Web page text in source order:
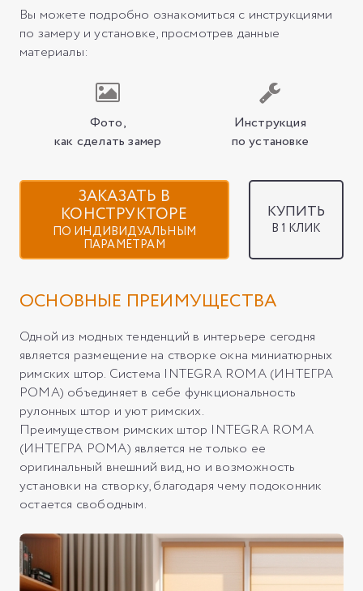
Вы можете подробно ознакомиться с инструкциями
по замеру и установке, просмотрев данные
материалы:
Фото,
как сделать замер
Инструкция
по установке
ЗАКАЗАТЬ В
КОНСТРУКТОРЕ
ПО ИНДИВИДУАЛЬНЫМ
ПАРАМЕТРАМ
КУПИТЬ
В 1 КЛИК
ОСНОВНЫЕ ПРЕИМУЩЕСТВА
Одной из модных тенденций в интерьере сегодня
является размещение на створке окна миниатюрных
римских штор. Система INTEGRA ROMA (ИНТЕГРА
РОМА) объединяет в себе функциональность
рулонных штор и уют римских.
Преимуществом римских штор INTEGRA ROMA
(ИНТЕГРА РОМА) является не только ее
оригинальный внешний вид, но и возможность
установки на створку, благодаря чему подоконник
остается свободным.